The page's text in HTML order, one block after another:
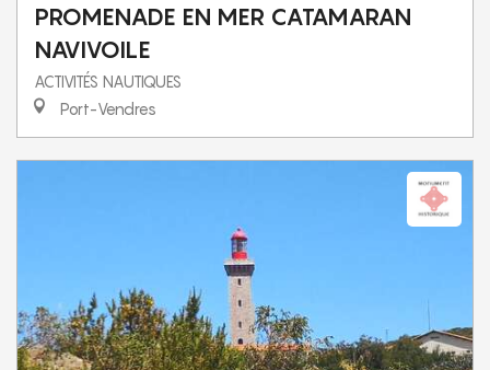
PROMENADE EN MER CATAMARAN
NAVIVOILE
ACTIVITÉS NAUTIQUES
Port-Vendres